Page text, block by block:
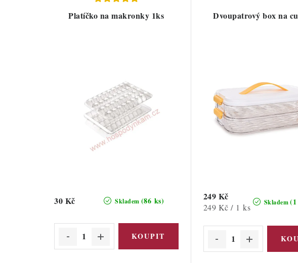
Platíčko na makronky 1ks
Skladem (86 ks)
30 Kč
Dvoupatrový box na
Skladem
249 Kč
Měrná
249 Kč / 1 ks